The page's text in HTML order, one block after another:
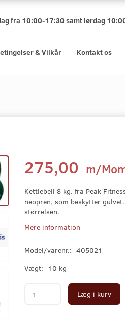
fra 10:00-17:30 samt lørdag
Kontakt os
& Vilkår
275,00 m/
Kettlebell 8 kg. fra Peak
neopren, som beskytter
størrelsen.
Mere information
Model/varenr.: 405021
Vægt:
10 kg
Læg i kurv